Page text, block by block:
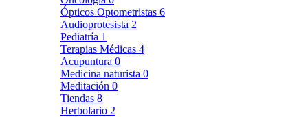
Ópticos Optometristas 6
Audioprotesista 2
Pediatría 1
Terapias Médicas 4
Acupuntura 0
Medicina naturista 0
Meditación 0
Tiendas 8
Herbolario 2